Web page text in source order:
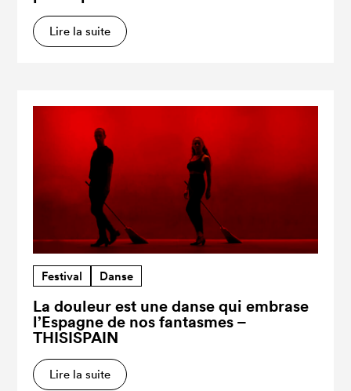
Lire la suite
Festival Danse
La douleur est une danse qui embrase
l’Espagne de nos fantasmes –
THISISPAIN
Lire la suite